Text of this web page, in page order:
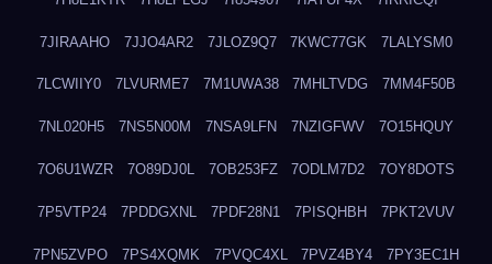
7JIRAAHO 7JJO4AR2 7JLOZ9Q7 7KWC77GK 7LALYSM0
7LCWIIY0 7LVURME7 7M1UWA38 7MHLTVDG 7MM4F50B
7NL020H5 7NS5N00M 7NSA9LFN 7NZIGFWV 7O15HQUY
7O6U1WZR 7O89DJ0L 7OB253FZ 7ODLM7D2 7OY8DOTS
7P5VTP24 7PDDGXNL 7PDF28N1 7PISQHBH 7PKT2VUV
7PN5ZVPO 7PS4XQMK 7PVQC4XL 7PVZ4BY4 7PY3EC1H